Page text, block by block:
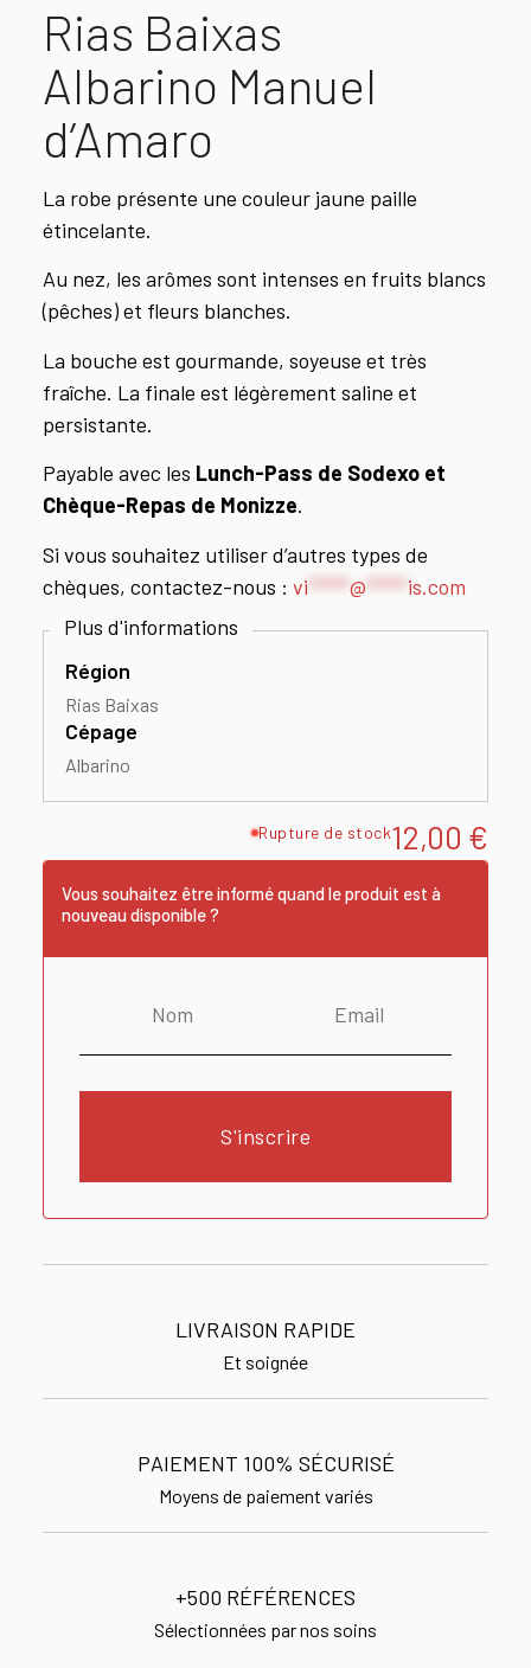
Rias Baixas
Albarino Manuel
d’Amaro
La robe présente une couleur jaune paille
étincelante.
Au nez, les arômes sont intenses en fruits blancs
(pêches) et fleurs blanches.
La bouche est gourmande, soyeuse et très
fraîche. La finale est légèrement saline et
persistante.
Payable avec les Lunch-Pass de Sodexo et
Chèque-Repas de Monizze.
Si vous souhaitez utiliser d’autres types de
chèques, contactez-nous : vi *****@ ***** is.com
Région
Rias Baixas
Cépage
Albarino
12,00 €
Rupture de stock
Vous souhaitez être informé quand le produit est à
nouveau disponible ?
S'inscrire
LIVRAISON RAPIDE
Et soignée
PAIEMENT 100% SÉCURISÉ
Moyens de paiement variés
+500 RÉFÉRENCES
Sélectionnées par nos soins